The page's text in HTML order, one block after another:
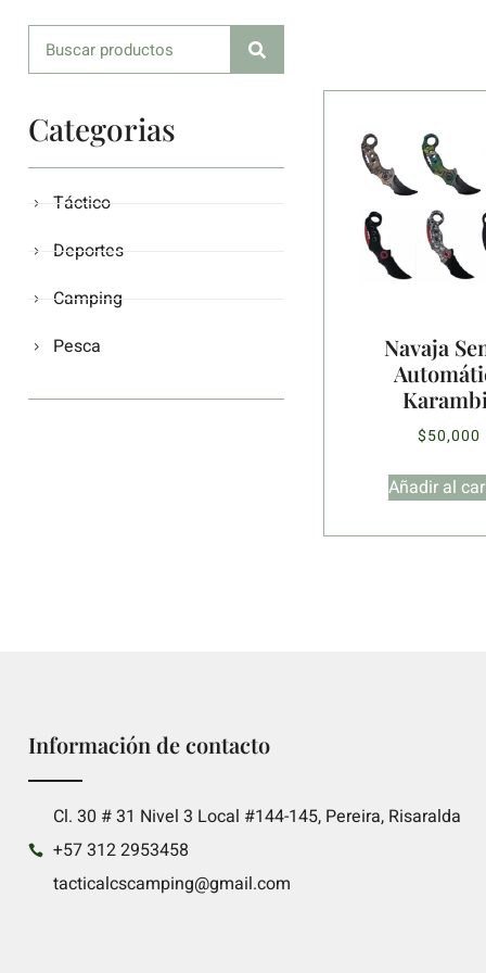
Categorias
Táctico
Deportes
Camping
Pesca
Navaja
$50,000
Añadir al
Información de contacto
Cl. 30 # 31 Nivel 3 Local #144-145, Pereira, Risaralda
+57 312 2953458
tacticalcscamping@gmail.com